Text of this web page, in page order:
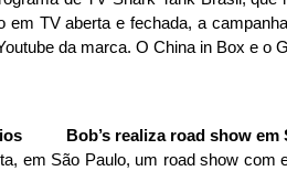
TV aberta e fechada, a
da marca. O China in Box e o
Bob’s realiza road show em
em São Paulo, um road show